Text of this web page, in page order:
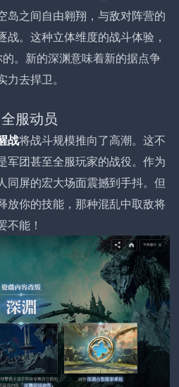
岛之间自由翱翔，与敌对阵营的
。这种立体维度的战斗体验，
。新的深渊意味着新的据点争
去捍卫。
服动员
战将战斗规模推向了高潮。这不
军团甚至全服玩家的战役。作为
同屏的宏大场面震撼到手抖。但
放你的技能，那种混乱中取敌将
不能！